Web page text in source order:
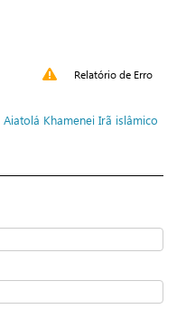
Relatório de Erro
Aiatolá Khamenei Irã islâmico